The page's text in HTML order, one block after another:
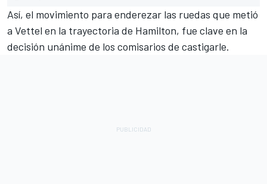
Así, el movimiento para enderezar las ruedas que metió
a Vettel en la trayectoria de Hamilton, fue clave en la
decisión unánime de los comisarios de castigarle.